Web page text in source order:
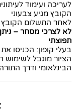
לעריכה ועימוד
הקובץ מגיע צבעוני
לאחר התשלום הקובץ
לא לצרכי מסחר –
תפוצתי
בעלי קופון: הכניסו
הציור מוגבל לשימוש
הבינלאומי ודרך התורה